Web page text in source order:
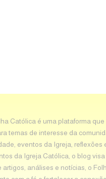
Católica é uma plataforma
temas de interesse da
eventos da Igreja, reflexões
da Igreja Católica, o blog
artigos, análises e notícias, o